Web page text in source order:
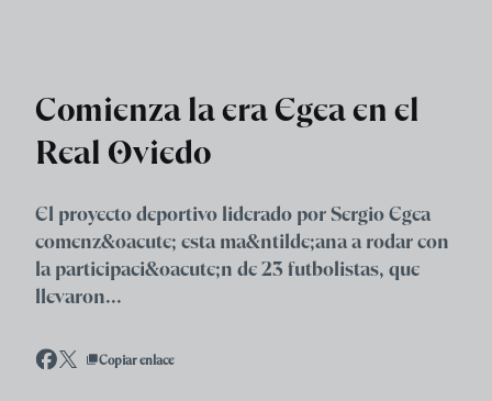
Comienza la era Egea en el
Real Oviedo
El proyecto deportivo liderado por Sergio Egea
comenz&oacute; esta ma&ntilde;ana a rodar con
la participaci&oacute;n de 23 futbolistas, que
llevaron...
Copiar enlace